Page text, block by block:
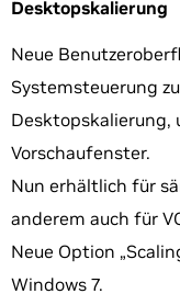
Desktopskalierung
Neue
Systemsteuerung
Desktopskalierung,
Vorschaufenster.
Nun erhältlich für
anderem auch für
Neue Option
Windows 7.